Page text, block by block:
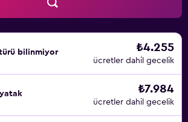
bilinmiyor ₺4.255
ücretler dahil gecelik
₺7.984
ücretler dahil gecelik